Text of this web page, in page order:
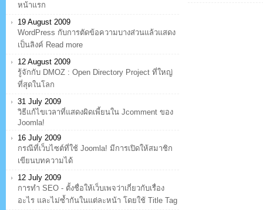
หน้าแรก
19 August 2009
WordPress กับการตัดข้อความบางส่วนแล้วแสดง
เป็นลิงค์ Read more
12 August 2009
รู้จักกับ DMOZ : Open Directory Project ที่ใหญ่
ที่สุดในโลก
31 July 2009
วิธีแก้ไขเวลาที่แสดงผิดเพี้ยนใน Jcomment ของ
Joomla!
16 July 2009
กรณีที่เว็บไซต์ที่ใช้ Joomla! มีการเปิดให้สมาชิก
เขียนบทความได้
12 July 2009
การทำ SEO - ตั้งชื่อให้เว็บเพจว่าเกี่ยวกับเรื่อง
อะไร และไม่ซ้ำกันในแต่ละหน้า โดยใช้ Title Tag